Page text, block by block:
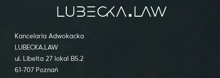
Kancelaria Adwokacka
LUBECKA.LAW
ul. Libelta 27 lokal B5.2
61-707 Poznań